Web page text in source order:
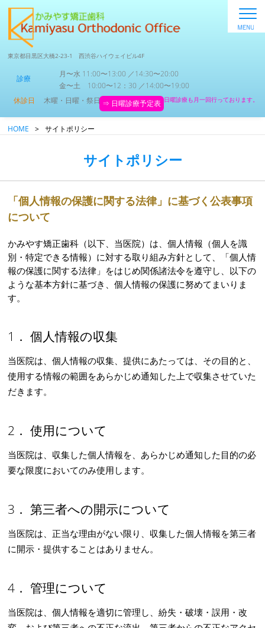
東京都目黒区大橋2-23-1 西渋谷ハイウェイビル4F
診療
月〜水 11:00〜13:00 ／14:30〜20:00
金〜土 10:00〜12：30 ／14:00〜19:00
休診日
木曜・日曜・祭日 ⇒ 日曜診療予定表 日曜診療も月一回行っております。
HOME > サイトポリシー
サイトポリシー
「個人情報の保護に関する法律」に基づく公表事項
について
かみやす矯正歯科（以下、当医院）は、個人情報（個人を識
別・特定できる情報）に対する取り組み方針として、「個人情
報の保護に関する法律」をはじめ関係諸法令を遵守し、以下の
ような基本方針に基づき、個人情報の保護に努めてまいりま
す。
1． 個人情報の収集
当医院は、個人情報の収集、提供にあたっては、その目的と、
使用する情報の範囲をあらかじめ通知した上で収集させていた
だきます。
2． 使用について
当医院は、収集した個人情報を、あらかじめ通知した目的の必
要な限度においてのみ使用します。
3． 第三者への開示について
当医院は、正当な理由がない限り、収集した個人情報を第三者
に開示・提供することはありません。
4． 管理について
当医院は、個人情報を適切に管理し、紛失・破壊・誤用・改